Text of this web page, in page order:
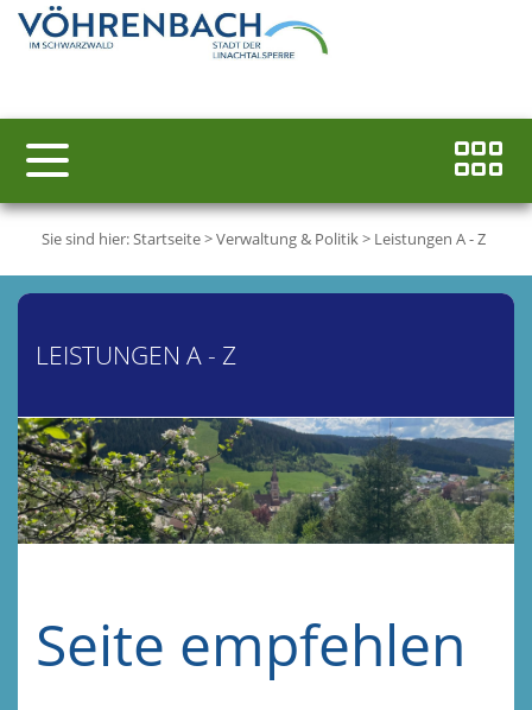
Sie sind hier:Startseite>Verwaltung & Politik> Leistungen A - Z
LEISTUNGEN A - Z
Seite empfehlen